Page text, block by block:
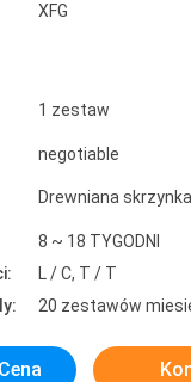
XFG
1 zestaw
negotiable
Drewniana skrzynka
8 ~ 18 TYGODNI
L / C, T / T
20 zestawów